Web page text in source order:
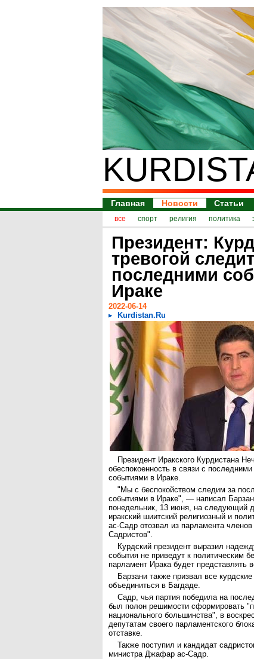
Главная Новости Статьи
все спорт религия политика
Президент:
тревогой
последними
Ираке
2022-06-14
Kurdistan.Ru
Президент Иракского Курдистана
обеспокоенность в связи с
событиями в Ираке.
"Мы с беспокойством следим за
событиями в Ираке", — написал
понедельник, 13 июня, на следующий
иракский шиитский религиозный и
ас-Садр отозвал из парламента
Садристов".
Курдский президент выразил
события не приведут к политическим
парламент Ирака будет представлять
Барзани также призвал все
объединиться в Багдаде.
Садр, чья партия победила на
был полон решимости сформировать
национального большинства", в
депутатам своего парламентского
отставке.
Также поступил и кандидат
министра Джафар ас-Садр.